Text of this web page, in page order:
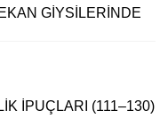
GIYSILERINDE
İPUÇLARI (111–130)